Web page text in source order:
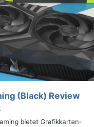
(Black) Review
bietet Grafikkarten-